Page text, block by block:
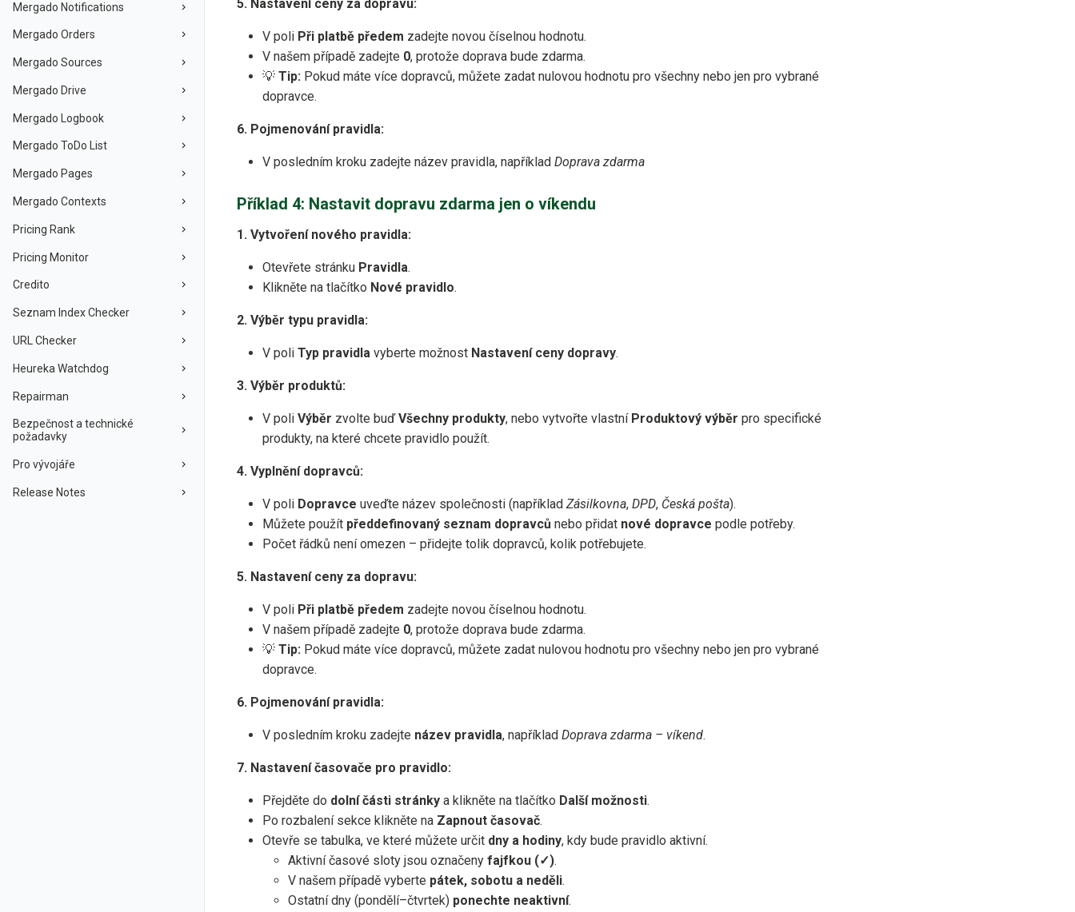
Mergado Notifications
Mergado Orders
Mergado Sources
Mergado Drive
Mergado Logbook
Mergado ToDo List
Mergado Pages
Mergado Contexts
Pricing Rank
Pricing Monitor
Credito
Seznam Index Checker
URL Checker
Heureka Watchdog
Repairman
Bezpečnost a technické
požadavky
Pro vývojáře
Release Notes
5. Nastavení ceny za dopravu:
V poli Při platbě předem zadejte novou číselnou hodnotu.
V našem případě zadejte 0, protože doprava bude zdarma.
💡 Tip: Pokud máte více dopravců, můžete zadat nulovou hodnotu pro všechny nebo jen pro vybrané
dopravce.
6. Pojmenování pravidla:
V posledním kroku zadejte název pravidla, například Doprava zdarma
Příklad 4: Nastavit dopravu zdarma jen o víkendu
1. Vytvoření nového pravidla:
Otevřete stránku Pravidla.
Klikněte na tlačítko Nové pravidlo.
2. Výběr typu pravidla:
V poli Typ pravidla vyberte možnost Nastavení ceny dopravy.
3. Výběr produktů:
V poli Výběr zvolte buďVšechny produkty, nebo vytvořte vlastní Produktový výběr pro specifické
produkty, na které chcete pravidlo použít.
4. Vyplnění dopravců:
V poli Dopravce uveďte název společnosti (například Zásilkovna, DPD, Česká pošta).
Můžete použít předdefinovaný seznam dopravců nebo přidat nové dopravce podle potřeby.
Počet řádků není omezen – přidejte tolik dopravců, kolik potřebujete.
5. Nastavení ceny za dopravu:
V poli Při platbě předem zadejte novou číselnou hodnotu.
V našem případě zadejte 0, protože doprava bude zdarma.
💡 Tip: Pokud máte více dopravců, můžete zadat nulovou hodnotu pro všechny nebo jen pro vybrané
dopravce.
6. Pojmenování pravidla:
V posledním kroku zadejte název pravidla, například Doprava zdarma – víkend.
7. Nastavení časovače pro pravidlo:
Přejděte do dolní části stránky a klikněte na tlačítko Další možnosti.
Po rozbalení sekce klikněte na Zapnout časovač.
Otevře se tabulka, ve které můžete určit dny a hodiny, kdy bude pravidlo aktivní.
Aktivní časové sloty jsou označeny fajfkou (✓).
V našem případě vyberte pátek, sobotu a neděli.
Ostatní dny (pondělí–čtvrtek) ponechte neaktivní.